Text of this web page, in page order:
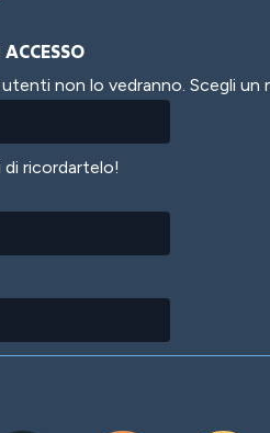
non lo vedranno. Scegli un
di ricordartelo!